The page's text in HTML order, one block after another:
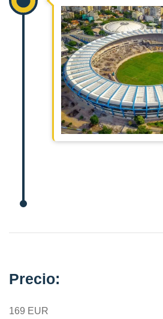
Precio:
169 EUR